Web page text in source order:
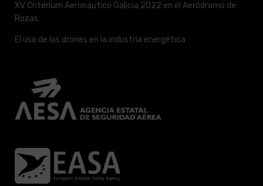
XV Criterium Aeronáutico Galicia 2022 en el Aeródromo de
Rozas.
El uso de los drones en la industria energética